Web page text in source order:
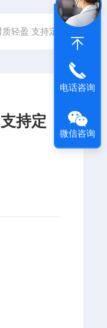
轻盈 支持定制
持定
电话咨询
微信咨询